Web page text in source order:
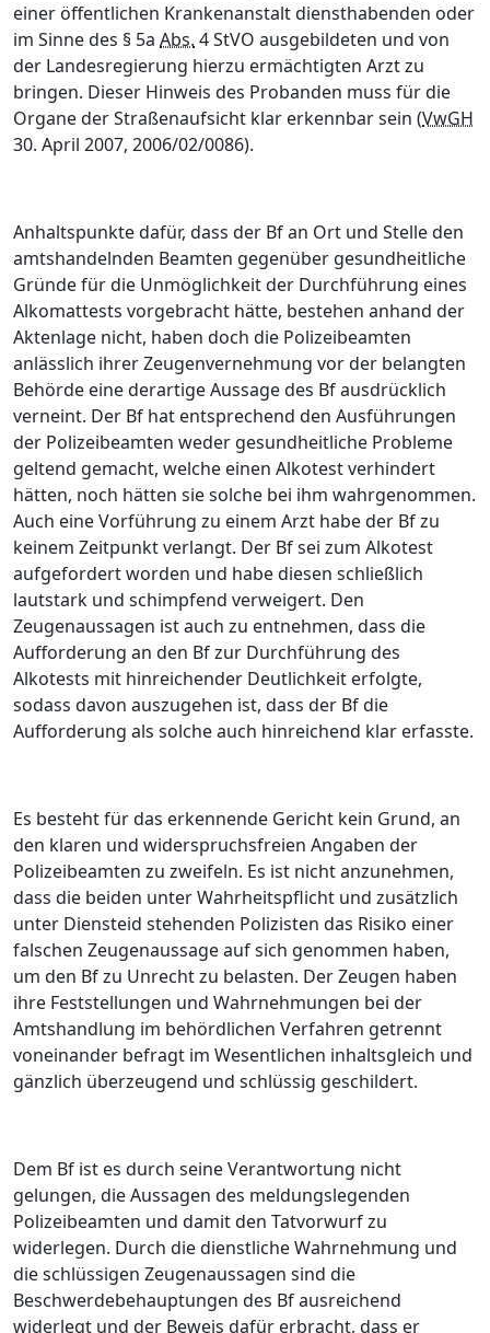
einer öffentlichen Krankenanstalt diensthabenden oder
im Sinne des § 5a Abs. 4 StVO ausgebildeten und von
der Landesregierung hierzu ermächtigten Arzt zu
bringen. Dieser Hinweis des Probanden muss für die
Organe der Straßenaufsicht klar erkennbar sein (VwGH
30. April 2007, 2006/02/0086).
Anhaltspunkte dafür, dass der Bf an Ort und Stelle den
amtshandelnden Beamten gegenüber gesundheitliche
Gründe für die Unmöglichkeit der Durchführung eines
Alkomattests vorgebracht hätte, bestehen anhand der
Aktenlage nicht, haben doch die Polizeibeamten
anlässlich ihrer Zeugenvernehmung vor der belangten
Behörde eine derartige Aussage des Bf ausdrücklich
verneint. Der Bf hat entsprechend den Ausführungen
der Polizeibeamten weder gesundheitliche Probleme
geltend gemacht, welche einen Alkotest verhindert
hätten, noch hätten sie solche bei ihm wahrgenommen.
Auch eine Vorführung zu einem Arzt habe der Bf zu
keinem Zeitpunkt verlangt. Der Bf sei zum Alkotest
aufgefordert worden und habe diesen schließlich
lautstark und schimpfend verweigert. Den
Zeugenaussagen ist auch zu entnehmen, dass die
Aufforderung an den Bf zur Durchführung des
Alkotests mit hinreichender Deutlichkeit erfolgte,
sodass davon auszugehen ist, dass der Bf die
Aufforderung als solche auch hinreichend klar erfasste.
Es besteht für das erkennende Gericht kein Grund, an
den klaren und widerspruchsfreien Angaben der
Polizeibeamten zu zweifeln. Es ist nicht anzunehmen,
dass die beiden unter Wahrheitspflicht und zusätzlich
unter Diensteid stehenden Polizisten das Risiko einer
falschen Zeugenaussage auf sich genommen haben,
um den Bf zu Unrecht zu belasten. Der Zeugen haben
ihre Feststellungen und Wahrnehmungen bei der
Amtshandlung im behördlichen Verfahren getrennt
voneinander befragt im Wesentlichen inhaltsgleich und
gänzlich überzeugend und schlüssig geschildert.
Dem Bf ist es durch seine Verantwortung nicht
gelungen, die Aussagen des meldungslegenden
Polizeibeamten und damit den Tatvorwurf zu
widerlegen. Durch die dienstliche Wahrnehmung und
die schlüssigen Zeugenaussagen sind die
Beschwerdebehauptungen des Bf ausreichend
widerlegt und der Beweis dafür erbracht, dass er